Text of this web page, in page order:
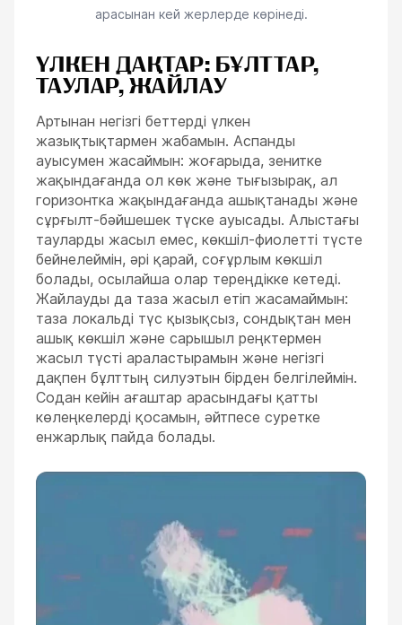
арасынан кей жерлерде көрінеді.
ҮЛКЕН ДАҚТАР: БҰЛТТАР,
ТАУЛАР, ЖАЙЛАУ
Артынан негізгі беттерді үлкен
жазықтықтармен жабамын. Аспанды
ауысумен жасаймын: жоғарыда, зенитке
жақындағанда ол көк және тығызырақ, ал
горизонтка жақындағанда ашықтанады және
сұрғылт-бәйшешек түске ауысады. Алыстағы
тауларды жасыл емес, көкшіл-фиолетті түсте
бейнелеймін, әрі қарай, соғұрлым көкшіл
болады, осылайша олар тереңдікке кетеді.
Жайлауды да таза жасыл етіп жасамаймын:
таза локальді түс қызықсыз, сондықтан мен
ашық көкшіл және сарышыл реңктермен
жасыл түсті араластырамын және негізгі
дақпен бұлттың силуэтын бірден белгілеймін.
Содан кейін ағаштар арасындағы қатты
көлеңкелерді қосамын, әйтпесе суретке
енжарлық пайда болады.